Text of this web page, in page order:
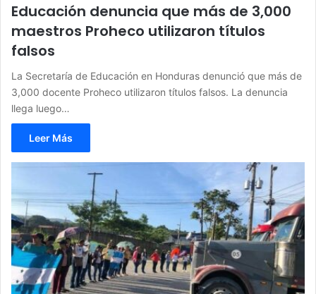
Educación denuncia que más de 3,000
maestros Proheco utilizaron títulos
falsos
La Secretaría de Educación en Honduras denunció que más de
3,000 docente Proheco utilizaron títulos falsos. La denuncia
llega luego…
Leer Más